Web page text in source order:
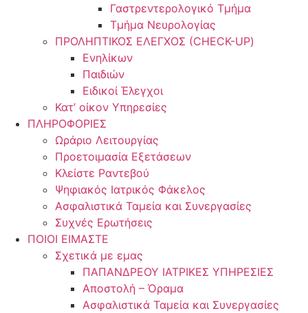
Γαστρεντερολογικό Τμήμα
Τμήμα Νευρολογίας
ΠΡΟΛΗΠΤΙΚΟΣ ΕΛΕΓΧΟΣ (CHECK-UP)
Ενηλίκων
Παιδιών
Ειδικοί Έλεγχοι
Κατ’ οίκον Υπηρεσίες
ΠΛΗΡΟΦΟΡΙΕΣ
Ωράριο Λειτουργίας
Προετοιμασία Εξετάσεων
Κλείστε Ραντεβού
Ψηφιακός Ιατρικός Φάκελος
Ασφαλιστικά Ταμεία και Συνεργασίες
Συχνές Ερωτήσεις
ΠΟΙΟΙ ΕΙΜΑΣΤΕ
Σχετικά με εμας
ΠΑΠΑΝΔΡΕΟΥ ΙΑΤΡΙΚΕΣ ΥΠΗΡΕΣΙΕΣ
Αποστολή – Όραμα
Ασφαλιστικά Ταμεία και Συνεργασίες